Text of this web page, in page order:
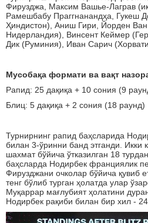
Фирузджа, Максим Вашье-Лаграв
Рамешбабу Праггнанандҳа, Гукеш
Ҳиндистон), Аниш Гири, Йорден
Нидерландия), Винсент Кеймер
Дик (Руминия), Иван Сарич
Мусобақа формати ва вақт
Рапид: 25 дақиқа + 10 сония (9
Блиц: 5 дақиқа + 2 сония (18 раунд)
Турнирнинг рапид баҳсларида
билан 3-ўринни банд этганди. Икки
шахмат бўйича ўтказилган 18
баҳсларда Нодирбек франциялик
Фирузджани очколар бўйича қувиб
тенг бўлиб турган ҳолатда улар
Муқаррар мағлубият ҳолатини
Нодирбек рақиби билан бир хил -